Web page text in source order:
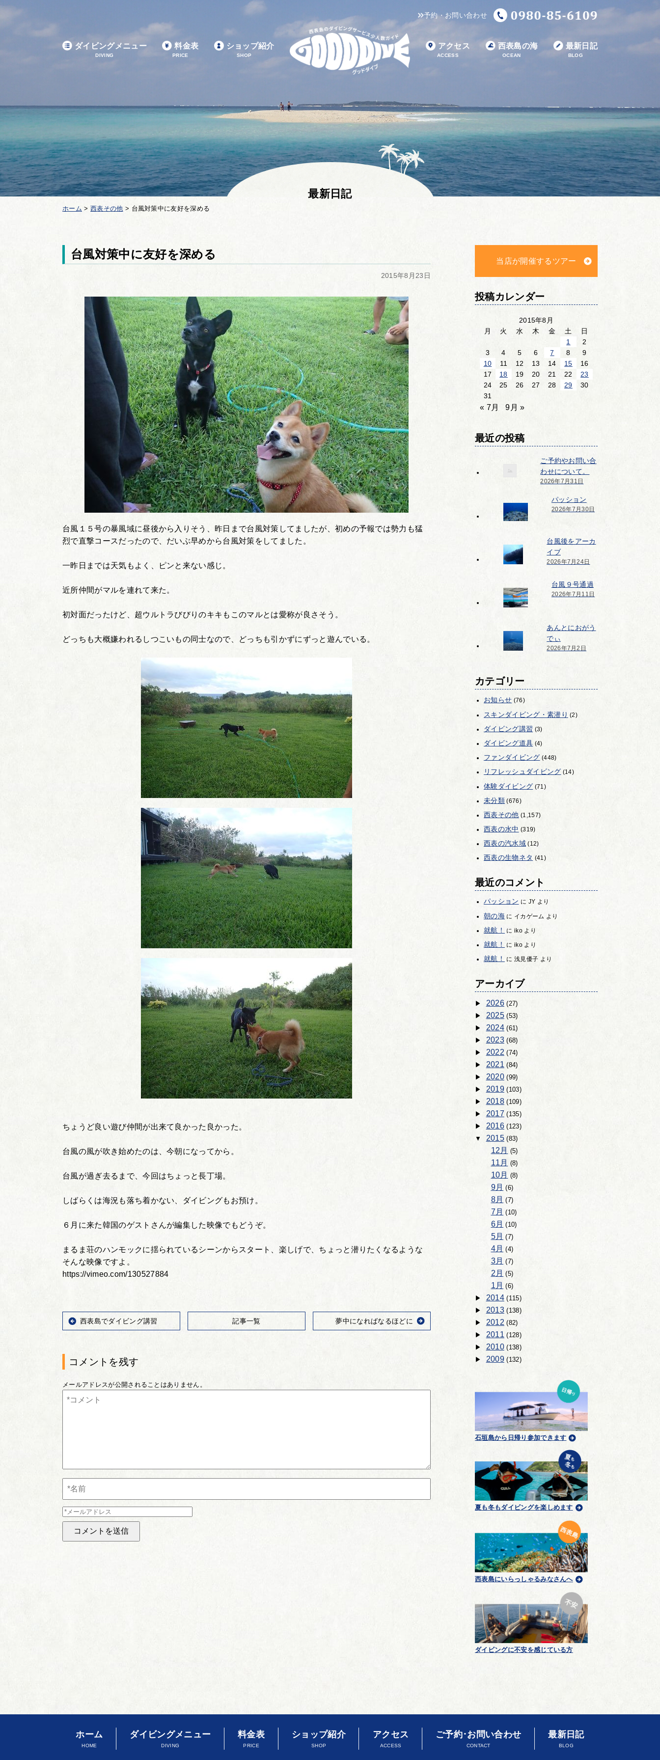
予約・お問い合わせ
ダイビングメニュー
DIVING
料金表
PRICE
ショップ紹介
SHOP
アクセス
ACCESS
西表島の海
OCEAN
最新日記
BLOG
最新日記
ホーム > 西表その他 > 台風対策中に友好を深める
台風対策中に友好を深める
2015年8月23日
台風１５号の暴風域に昼後から入りそう、昨日まで台風対策してましたが、初めの予報では勢力も猛
烈で直撃コースだったので、だいぶ早めから台風対策をしてました。
一昨日までは天気もよく、ピンと来ない感じ。
近所仲間がマルを連れて来た。
初対面だったけど、超ウルトラびびりのキキもこのマルとは愛称が良さそう。
どっちも大概嫌われるしつこいもの同士なので、どっちも引かずにずっと遊んでいる。
ちょうど良い遊び仲間が出来て良かった良かった。
台風の風が吹き始めたのは、今朝になってから。
台風が過ぎ去るまで、今回はちょっと長丁場。
しばらくは海況も落ち着かない、ダイビングもお預け。
６月に来た韓国のゲストさんが編集した映像でもどうぞ。
まるま荘のハンモックに揺られているシーンからスタート、楽しげで、ちょっと潜りたくなるような
そんな映像ですよ。
https://vimeo.com/130527884
西表島でダイビング講習 記事一覧 夢中になればなるほどに
コメントを残す
メールアドレスが公開されることはありません。
当店が開催するツアー
投稿カレンダー
2015年8月
月
火 水 木 金 土
日
1
2
3
4 5 6 7 8
9
10
11 12 13 14 15
16
17
18 19 20 21 22
23
24
25 26 27 28 29
30
31
« 7月 9月 »
最近の投稿
ご予約やお問い合
わせについて。
2026年7月31日
パッション
2026年7月30日
台風後をアーカ
イブ
2026年7月24日
台風９号通過
2026年7月11日
あんとにおがう
でぃ
2026年7月2日
カテゴリー
お知らせ (76)
スキンダイビング・素潜り (2)
ダイビング講習 (3)
ダイビング道具 (4)
ファンダイビング (448)
リフレッシュダイビング (14)
体験ダイビング (71)
未分類(676)
西表その他 (1,157)
西表の水中 (319)
西表の汽水域(12)
西表の生物ネタ (41)
最近のコメント
パッション に JY より
朝の海に イカゲーム より
就航！ に ikoより
就航！ に ikoより
就航！ に 浅見優子 より
アーカイブ
2026(27)
2025(53)
2024(61)
2023(68)
2022(74)
2021(84)
2020(99)
2019(103)
2018(109)
2017 (135)
2016(123)
2015(83)
12月 (5)
11月 (8)
10月 (8)
9月 (6)
8月 (7)
7月 (10)
6月 (10)
5月 (7)
4月 (4)
3月 (7)
2月 (5)
1月 (6)
2014(115)
2013(138)
2012(82)
2011(128)
2010(138)
2009(132)
石垣島から日帰り参加できます
夏も冬もダイビングを楽しめます
西表島にいらっしゃるみなさんへ
ダイビングに不安を感じている方
ホーム
HOME
ダイビングメニュー
DIVING
料金表
PRICE
ショップ紹介
SHOP
アクセス
ACCESS
ご予約･お問い合わせ
CONTACT
最新日記
BLOG